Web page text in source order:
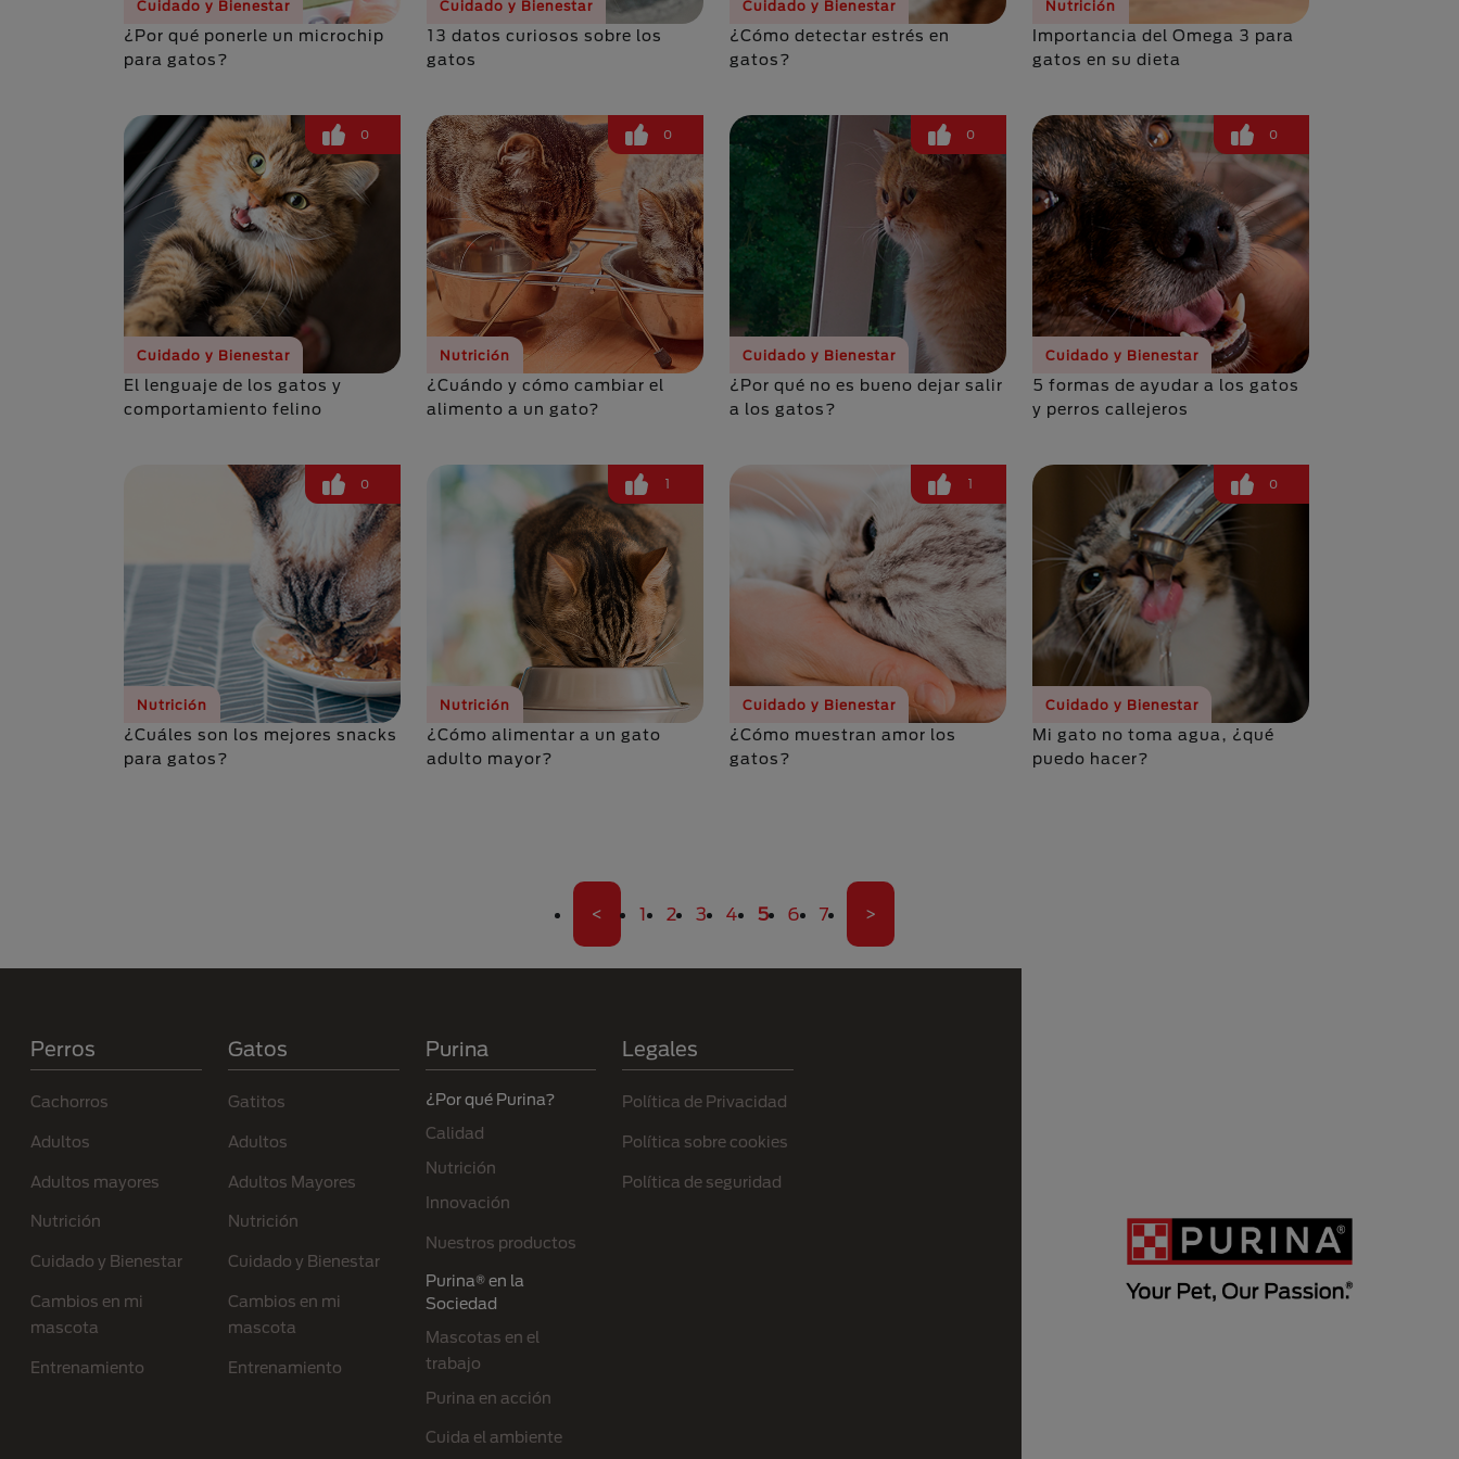
Cuidado y Bienestar
¿Por qué ponerle un microchip
para gatos?
Cuidado y Bienestar
13 datos curiosos sobre los
gatos
Cuidado y Bienestar
¿Cómo detectar estrés en
gatos?
Nutrición
Importancia del Omega 3 para
gatos en su dieta
0
Cuidado y Bienestar
El lenguaje de los gatos y
comportamiento felino
0
Nutrición
¿Cuándo y cómo cambiar el
alimento a un gato?
0
Cuidado y Bienestar
¿Por qué no es bueno dejar salir
a los gatos?
0
Cuidado y Bienestar
5 formas de ayudar a los gatos
y perros callejeros
0
Nutrición
¿Cuáles son los mejores snacks
para gatos?
1
Nutrición
¿Cómo alimentar a un gato
adulto mayor?
1
Cuidado y Bienestar
¿Cómo muestran amor los
gatos?
0
Cuidado y Bienestar
Mi gato no toma agua, ¿qué
puedo hacer?
Primera página
< Página
1 Página
2 Página
3 Página
4 Página actual
5 Página
6 Página
7 Última página
>
Perros
Cachorros
Adultos
Adultos mayores
Nutrición
Cuidado y Bienestar
Cambios en mi
mascota
Entrenamiento
Gatos
Gatitos
Adultos
Adultos Mayores
Nutrición
Cuidado y Bienestar
Cambios en mi
mascota
Entrenamiento
Purina
¿Por qué Purina?
Calidad
Nutrición
Innovación
Nuestros productos
Purina® en la
Sociedad
Mascotas en el
trabajo
Purina en acción
Cuida el ambiente
Legales
Política de Privacidad
Política sobre cookies
Política de seguridad